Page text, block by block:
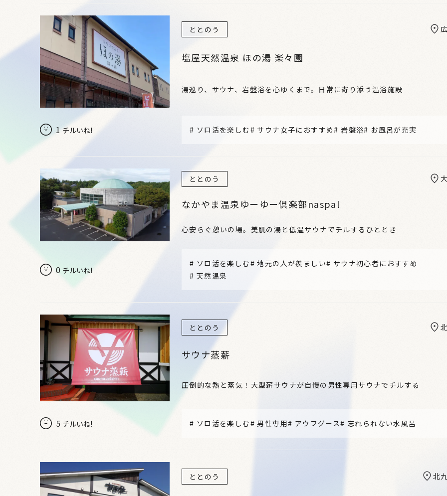
ととのう
塩屋天然温泉 ほの湯 楽々園
1 チルいね!
湯巡り、サウナ、岩盤浴を心ゆくまで。日常に寄り添う温浴施設
# ソロ活を楽しむ# サウナ女子におすすめ#岩盤浴# お風呂が充実
ととのう
なかやま温泉ゆーゆー倶楽部naspal
0 チルいね!
心安らぐ憩いの場。美肌の湯と低温サウナでチルするひととき
# ソロ活を楽しむ#地元の人が羨ましい# サウナ初心者におすすめ
# 天然温泉
ととのう
サウナ蒸薪
5 チルいね!
圧倒的な熱と蒸気！大型薪サウナが自慢の男性専用サウナでチルする
# ソロ活を楽しむ#男性専用# アウフグース# 忘れられない水風呂
ととのう 北